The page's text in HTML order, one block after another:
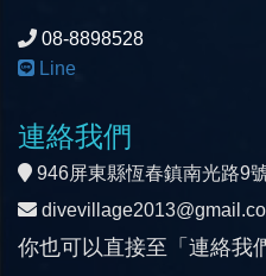
08-8898528
Line
連絡我們
946屏東縣恆春鎮南光路9
你也可以直接至「連絡我